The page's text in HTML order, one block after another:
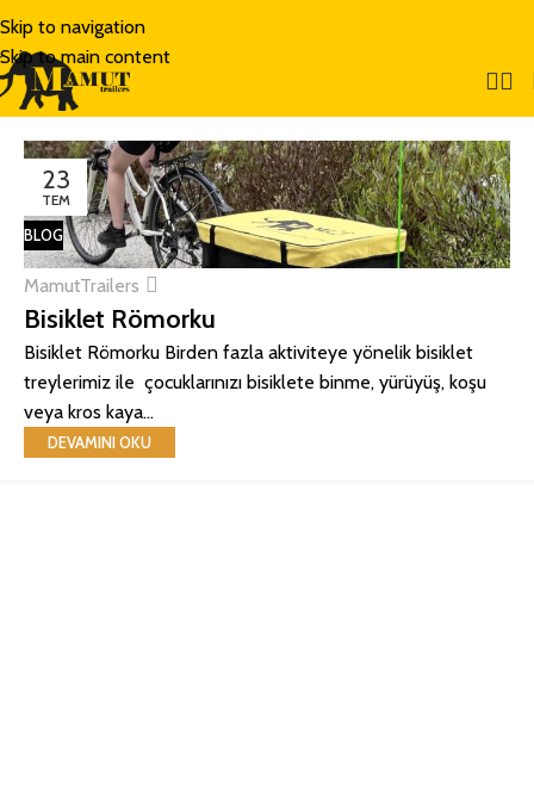
Skip to navigation
Skip to main content
23
TEM
BLOG
MamutTrailers
Bisiklet Römorku
Bisiklet Römorku Birden fazla aktiviteye yönelik bisiklet
treylerimiz ile çocuklarınızı bisiklete binme, yürüyüş, koşu
veya kros kaya...
DEVAMINI OKU